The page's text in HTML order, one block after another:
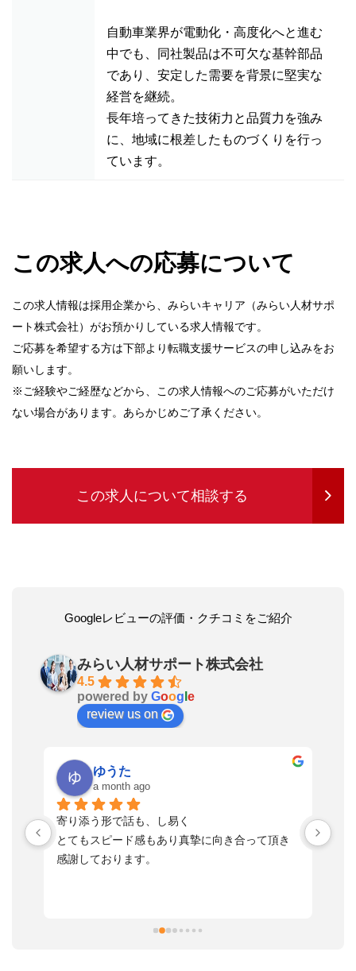
自動車業界が電動化・高度化へと進む
中でも、同社製品は不可欠な基幹部品
であり、安定した需要を背景に堅実な
経営を継続。
長年培ってきた技術力と品質力を強み
に、地域に根差したものづくりを行っ
ています。
この求人への応募について
この求人情報は採用企業から、みらいキャリア（みらい人材サポ
ート株式会社）がお預かりしている求人情報です。
ご応募を希望する方は下部より転職支援サービスの申し込みをお
願いします。
※ご経験やご経歴などから、この求人情報へのご応募がいただけ
ない場合があります。あらかじめご了承ください。
この求人について相談する
Googleレビューの評価・クチコミをご紹介
みらい人材サポート株式会社
4.5
powered by Goog e
review us on
ゆうた
a month ago
寄り添う形で話も、し易く
とてもスピード感もあり真摯に向き合って頂き
感謝しております。